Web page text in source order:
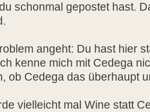
schonmal gepostet hast.
angeht: Du hast hier
kenne mich mit Cedega
ob Cedega das überhaupt
vielleicht mal Wine statt